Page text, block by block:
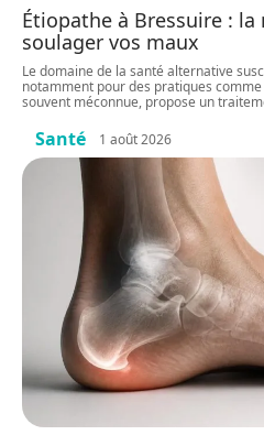
Étiopathe à Bressuire :
soulager vos maux
Le domaine de la santé alternative
notamment pour des pratiques
souvent méconnue, propose un
Santé 1 août 2026